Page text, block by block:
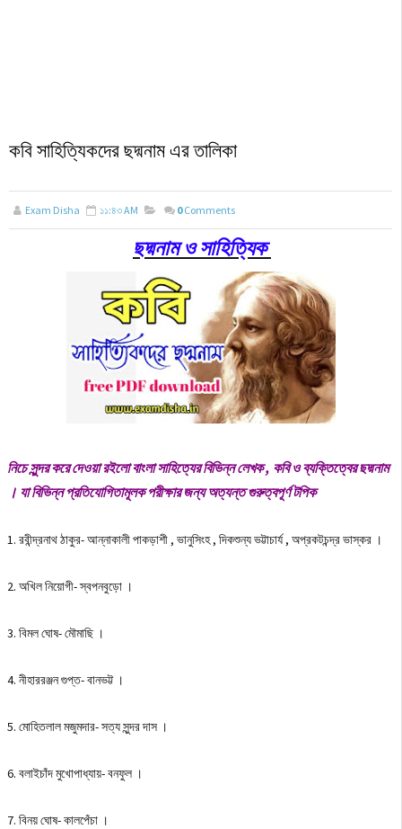
কবি সাহিত্যিকদের ছদ্মনাম এর তালিকা
Exam Disha ১১:৪৩ AM 0 Comments
ছদ্মনাম ও সাহিত্যিক
নিচে সুন্দর করে দেওয়া রইলাে বাংলা সাহিত্যের বিভিন্ন লেখক , কবি ও ব্যক্তিত্বের ছদ্মনাম
। যা বিভিন্ন প্রতিযোগিতামূলক পরীক্ষার জন্য অত্যন্ত গুরুত্বপূর্ণ টপিক
1. রবীন্দ্রনাথ ঠাকুর- আন্নাকালী পাকড়াশী , ভানুসিংহ , দিকশুন্য ভট্টাচার্য , অপ্রকটচন্দ্র ভাস্কর ।
2. অখিল নিয়ােগী- স্বপনবুড়াে ।
3. বিমল ঘােষ- মৌমাছি ।
4. নীহাররঞ্জন গুপ্ত- বানভট্ট ।
5. মােহিতলাল মজুমদার- সত্য সুন্দর দাস ।
6. বলাইচাঁদ মুখােপাধ্যায়- বনফুল ।
7. বিনয় ঘােষ- কালপেঁচা ।